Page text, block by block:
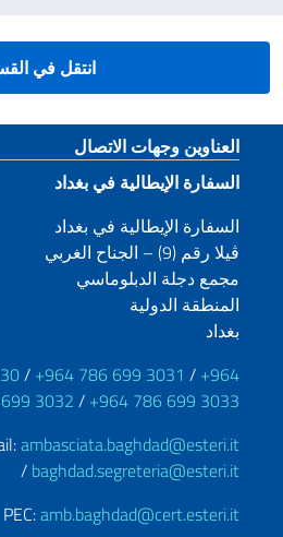
انتقل في
قسم التذييل
العناوين وجهات الاتصال
السفارة الإيطالية في بغداد
السفارة الإيطالية في بغداد
ڤيلا رقم (9) – الجناح الغربي
مجمع دجلة الدبلوماسي
المنطقة الدولية
بغداد
/ +964 786 699 3031 / +964
3032 / +964 786 699 3033
ambasciata.baghdad@esteri.it
/ baghdad.segreteria@esteri.it
PEC:amb.baghdad@cert.esteri.it